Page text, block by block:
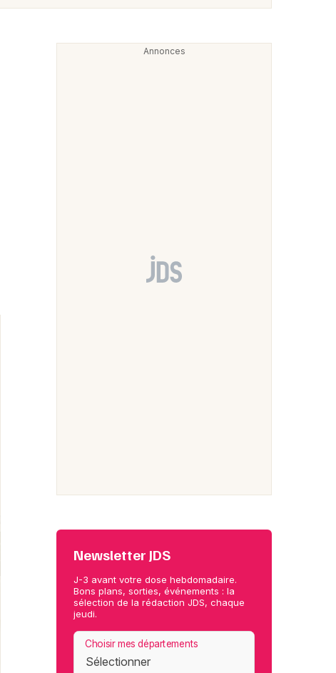
Newsletter JDS
J-3 avant votre dose hebdomadaire.
Bons plans, sorties, événements : la
sélection de la rédaction JDS, chaque
jeudi.
Choisir mes départements